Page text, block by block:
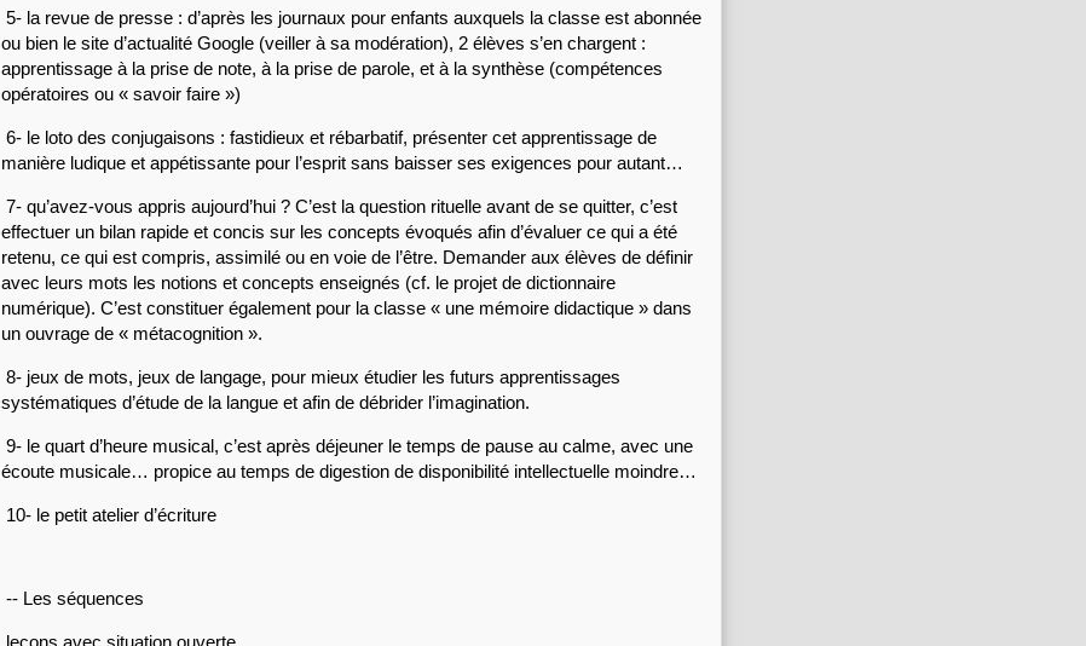
5- la revue de presse : d’après les journaux pour enfants auxquels la classe est abonnée
ou bien le site d’actualité Google (veiller à sa modération), 2 élèves s’en chargent :
apprentissage à la prise de note, à la prise de parole, et à la synthèse (compétences
opératoires ou « savoir faire »)
6- le loto des conjugaisons : fastidieux et rébarbatif, présenter cet apprentissage de
manière ludique et appétissante pour l’esprit sans baisser ses exigences pour autant…
7- qu’avez-vous appris aujourd’hui ? C’est la question rituelle avant de se quitter, c’est
effectuer un bilan rapide et concis sur les concepts évoqués afin d’évaluer ce qui a été
retenu, ce qui est compris, assimilé ou en voie de l’être. Demander aux élèves de définir
avec leurs mots les notions et concepts enseignés (cf. le projet de dictionnaire
numérique). C’est constituer également pour la classe « une mémoire didactique » dans
un ouvrage de « métacognition ».
8- jeux de mots, jeux de langage, pour mieux étudier les futurs apprentissages
systématiques d’étude de la langue et afin de débrider l’imagination.
9- le quart d’heure musical, c’est après déjeuner le temps de pause au calme, avec une
écoute musicale… propice au temps de digestion de disponibilité intellectuelle moindre…
10- le petit atelier d’écriture
-- Les séquences